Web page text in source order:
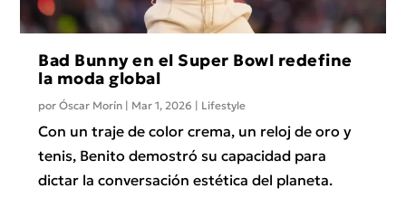
Bad Bunny en el Super Bowl redefine
la moda global
porÓscar Morín | Mar 1, 2026 | Lifestyle
Con un traje de color crema, un reloj de oro y
tenis, Benito demostró su capacidad para
dictar la conversación estética del planeta.